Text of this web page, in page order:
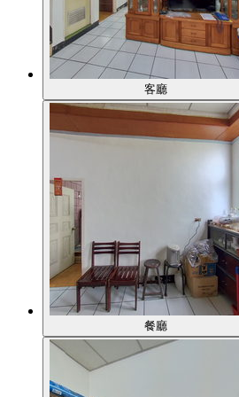
客廳
餐廳